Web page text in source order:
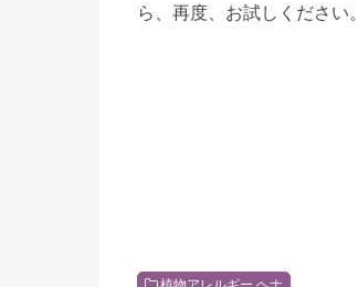
ら、再度、お試しください。